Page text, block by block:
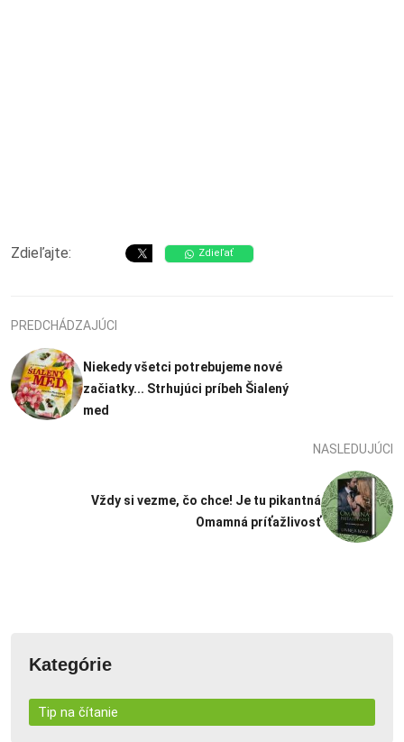
Zdieľajte: Zdieľať
PREDCHÁDZAJÚCI
Niekedy všetci potrebujeme nové
začiatky... Strhujúci príbeh Šialený
med
NASLEDUJÚCI
Vždy si vezme, čo chce! Je tu pikantná
Omamná príťažlivosť
Kategórie
Tip na čítanie